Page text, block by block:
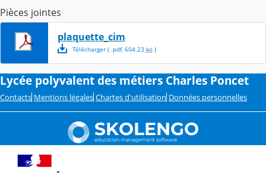
Pièces jointes
plaquette_cim
Télécharger( .pdf, 604.23 ko)
Lycée polyvalent des métiers Charles Poncet
Contacts Mentions légales Chartes d'utilisation Données personnelles